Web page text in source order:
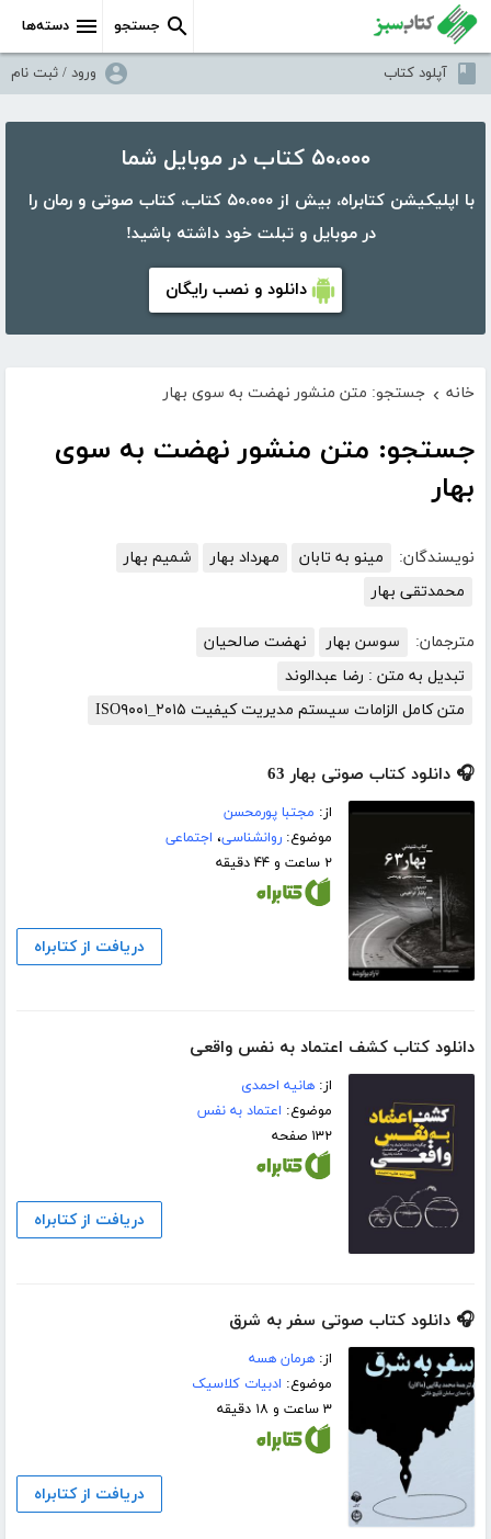
دسته‌ها جستجو
آپلود کتاب ورود / ثبت نام
۵۰،۰۰۰ کتاب در موبایل شما
با اپلیکیشن کتابراه، بیش از ۵۰،۰۰۰ کتاب، کتاب صوتی و رمان را
در موبایل و تبلت خود داشته باشید!
دانلود و نصب رایگان
خانه › جستجو: متن منشور نهضت به سوی بهار
جستجو: متن منشور نهضت به سوی
بهار
نویسندگان: مینو به تابان مهرداد بهار
شمیم بهار
محمدتقی بهار
مترجمان: سوسن بهار
نهضت صالحیان
تبدیل به متن : رضا عبدالوند
متن کامل الزامات سیستم مدیریت کیفیت ISO۹۰۰۱_۲۰۱۵
🎧 دانلود کتاب صوتی بهار 63
از: مجتبا پورمحسن
موضوع:روانشناسی، اجتماعی
۲ ساعت و ۴۴ دقیقه
دریافت از کتابراه
دانلود کتاب کشف اعتماد به نفس واقعی
از:هانیه احمدی
موضوع: اعتماد به نفس
۱۳۲ صفحه
دریافت از کتابراه
🎧 دانلود کتاب صوتی سفر به شرق
از:هرمان هسه
موضوع: ادبیات کلاسیک
۳ ساعت و ۱۸ دقیقه
دریافت از کتابراه